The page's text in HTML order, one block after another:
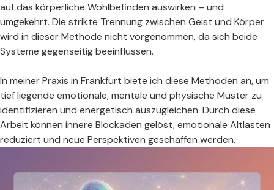
auf das körperliche Wohlbefinden auswirken – und
umgekehrt. Die strikte Trennung zwischen Geist und Körper
wird in dieser Methode nicht vorgenommen, da sich beide
Systeme gegenseitig beeinflussen.
In meiner Praxis in Frankfurt biete ich diese Methoden an, um
tief liegende emotionale, mentale und physische Muster zu
identifizieren und energetisch auszugleichen. Durch diese
Arbeit können innere Blockaden gelöst, emotionale Altlasten
reduziert und neue Perspektiven geschaffen werden.